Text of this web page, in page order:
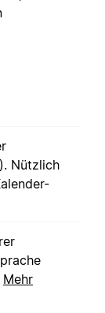
Nützlich
Mehr